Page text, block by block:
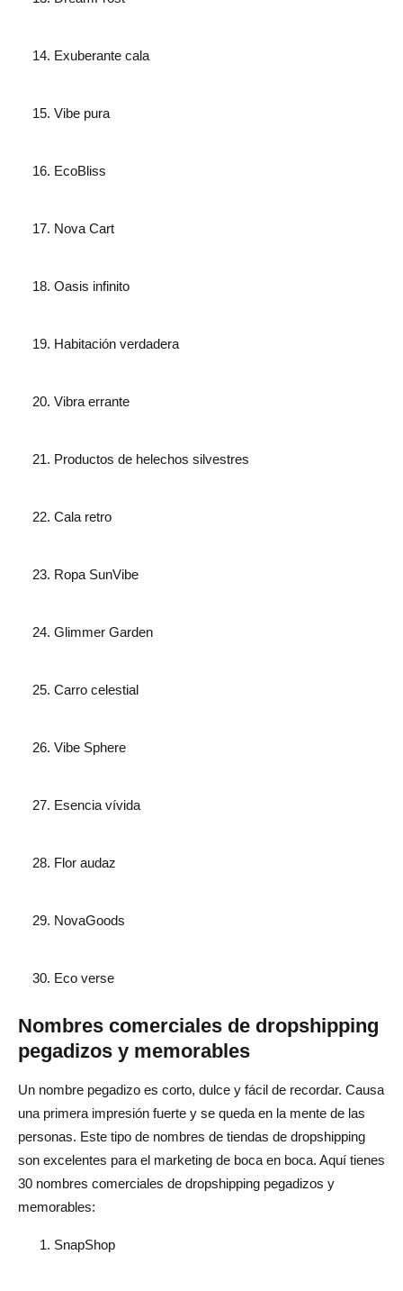
Exuberante cala
Vibe pura
EcoBliss
Nova Cart
Oasis infinito
Habitación verdadera
Vibra errante
Productos de helechos silvestres
Cala retro
Ropa SunVibe
Glimmer Garden
Carro celestial
Vibe Sphere
Esencia vívida
Flor audaz
NovaGoods
Eco verse
Nombres comerciales de dropshipping
pegadizos y memorables
Un nombre pegadizo es corto, dulce y fácil de recordar. Causa
una primera impresión fuerte y se queda en la mente de las
personas. Este tipo de nombres de tiendas de dropshipping
son excelentes para el marketing de boca en boca. Aquí tienes
30 nombres comerciales de dropshipping pegadizos y
memorables:
SnapShop